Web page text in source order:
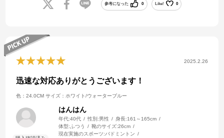
参考になった 0 Like! 0
2025.2.26
迅速な対応ありがとうございます！
色：24.0CM サイズ：ホワイト/ウォーターブルー
はんはん
年代:40代 性別:男性 身長:161～165cm
体型:ふつう 靴のサイズ:26cm
現在実施のスポーツ:バドミントン